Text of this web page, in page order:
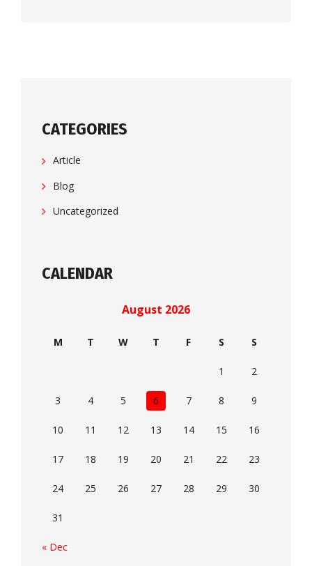
CATEGORIES
Article
Blog
Uncategorized
CALENDAR
August 2026
M T W T F S S
« Dec
1 2
3 4 5 6 7 8 9
10 11 12 13 14 15 16
17 18 19 20 21 22 23
24 25 26 27 28 29 30
31